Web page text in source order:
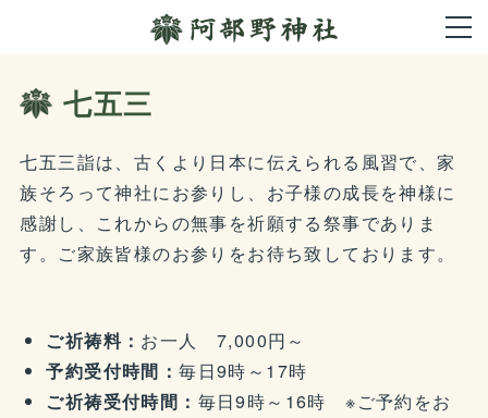
七五三
七五三詣は、古くより日本に伝えられる風習で、家
族そろって神社にお参りし、お子様の成長を神様に
感謝し、これからの無事を祈願する祭事でありま
す。ご家族皆様のお参りをお待ち致しております。
ご祈祷料： お一人 7,000円～
予約受付時間：毎日9時～17時
ご祈祷受付時間： 毎日9時～16時 ※ご予約をお